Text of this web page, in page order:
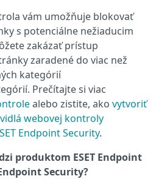
vám umožňuje blokovať
s potenciálne nežiaducim
zakázať prístup
zaradené do viac než
kategórií
Prečítajte si viac
alebo zistite, ako vytvoriť
webovej kontroly
Endpoint Security.
produktom ESET Endpoint
Security?